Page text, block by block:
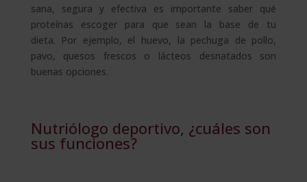
sana, segura y efectiva es importante saber qué
proteínas escoger para que sean la base de tu
dieta. Por ejemplo, el huevo, la pechuga de pollo,
pavo, quesos frescos o lácteos desnatados son
buenas opciones.
Nutriólogo deportivo, ¿cuáles son
sus funciones?